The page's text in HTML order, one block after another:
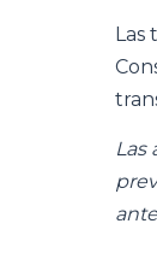
Las
Las